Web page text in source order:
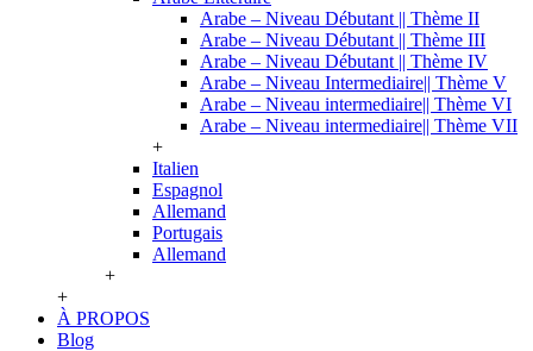
Arabe – Niveau Débutant || Thème II
Arabe – Niveau Débutant || Thème III
Arabe – Niveau Débutant || Thème IV
Arabe – Niveau Intermediaire|| Thème V
Arabe – Niveau intermediaire|| Thème VI
Arabe – Niveau intermediaire|| Thème VII
+
Italien
Espagnol
Allemand
Portugais
Allemand
+
+
À PROPOS
Blog